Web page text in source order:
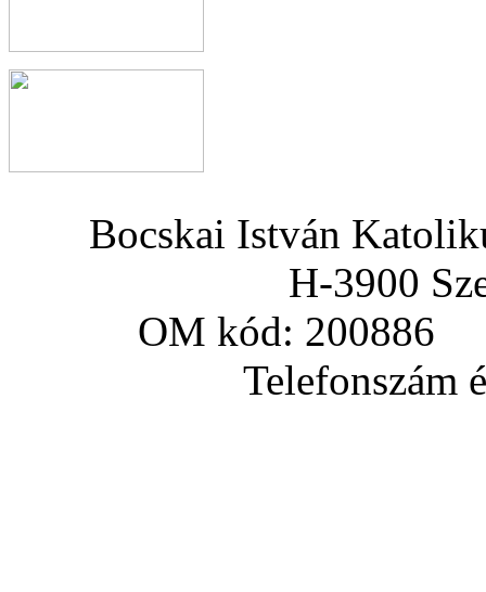
Bocskai István
H-3900
OM kód: 200886
Telefonszám